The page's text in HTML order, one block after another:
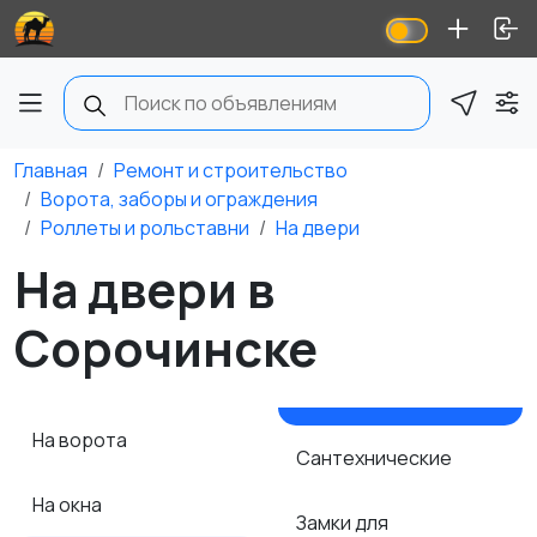
Главная
Ремонт и строительство
Ворота, заборы и ограждения
Роллеты и рольставни
На двери
На двери в
Сорочинске
На ворота
На окна
Сантехнические
Замки для